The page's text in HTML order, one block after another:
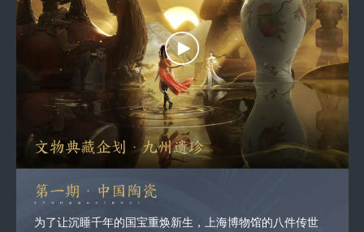
第一期·中国陶瓷
为了让沉睡千年的国宝重焕新生，上海博物馆的八件传世
文物典藏企划·九州遗珍